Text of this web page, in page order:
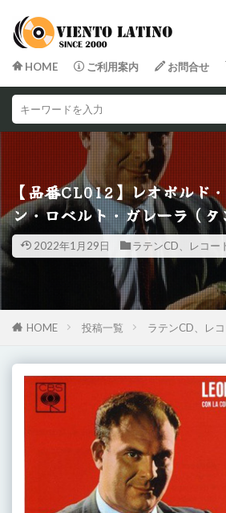
HOME ご利用案内 お問合せ
【品番CL012】レオポルド
ン・ロベルト・ガレーラ（タ
2022年1月29日 ラテンCD、レコー
HOME 投稿一覧 ラテンCD、レ